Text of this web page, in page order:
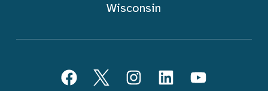
Wisconsin
FacebookTwitterInstagramLinkedInYouTube